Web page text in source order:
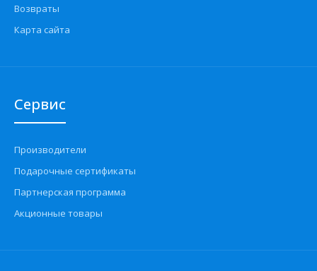
Возвраты
Карта сайта
Сервис
Производители
Подарочные сертификаты
Партнерская программа
Акционные товары